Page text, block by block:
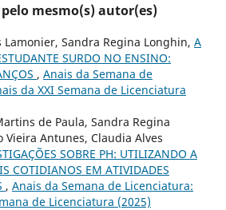
mesmo(s) autor(es)
Lamonier, Sandra Regina Longhin, A
SURDO NO ENSINO:
, Anais da Semana de
da XXI Semana de Licenciatura
de Paula, Sandra Regina
Vieira Antunes, Claudia Alves
SOBRE PH: UTILIZANDO A
COTIDIANOS EM ATIVIDADES
, Anais da Semana de Licenciatura:
de Licenciatura (2025)